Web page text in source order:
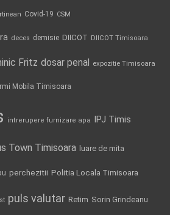
Covid-19 CSM
deces demisie DIICOT DIICOT Timisoara
Fritz dosar penal expozitie Timisoara
Mobila Timisoara
intrerupere furnizare apa IPJ Timis
Town Timisoara luare de mita
perchezitii Politia Locala Timisoara
puls valutar Retim Sorin Grindeanu